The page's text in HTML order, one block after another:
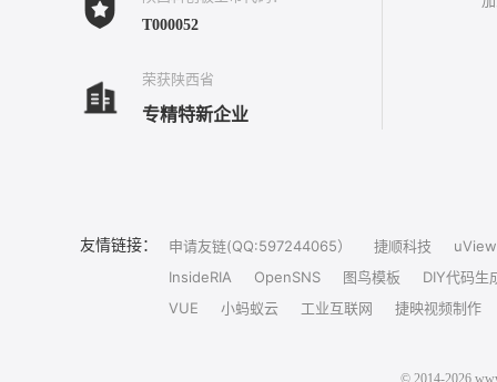
T000052
荣获陕西省
专精特新企业
友情链接： 申请友链(QQ:597244065） 捷顺科技
uView
InsideRIA
OpenSNS 图鸟模板
DIY代码生
VUE
小蚂蚁云 工业互联网 捷映视频制作
© 2014-2026